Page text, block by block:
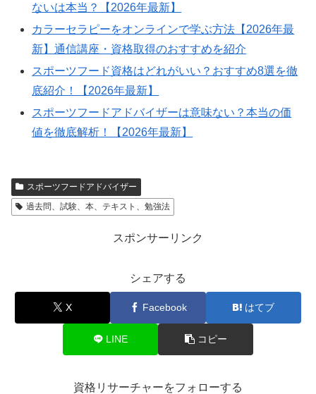
ないは本当？【2026年最新】
カラーセラピーをオンラインで学ぶ方法【2026年最
新】通信講座・資格取得のおすすめを紹介
スポーツフード資格はどれがいい？おすすめ8選を徹
底紹介！【2026年最新】
スポーツフードアドバイザーは意味ない？本当の価
値を徹底解析！【2026年最新】
スポーツフードアドバイザー
過去問、試験、本、テキスト、勉強法
スポンサーリンク
シェアする
X Facebook はてブ
LINE コピー
資格リサーチャーをフォローする